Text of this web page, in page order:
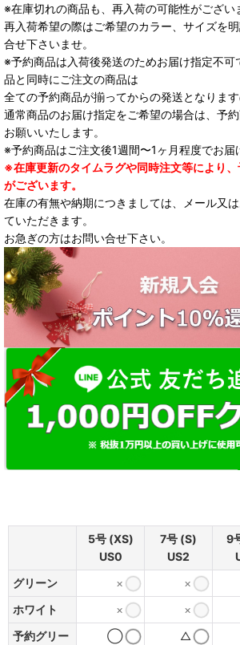
※在庫切れの商品も、再入荷の可能性がござい
再入荷希望の際はご希望のカラー、サイズを
合せ下さいませ。
※予約商品は入荷後発送のためお届け指定不可
品と同時にご注文の商品は
全ての予約商品が揃ってからの発送となります
通常商品のお届け指定をご希望の場合は、予
お願いいたします。
※予約商品はご注文後1週間〜1ヶ月程度でお届
※在庫更新のタイムラグや同時注文等により
がございます。
在庫の有無や納期につきましては、メール又
ていただきます。
お急ぎの方はお問い合せ下さい。
5号 (XS)
US0
7号 (S)
US2
9
グリーン
× ×
ホワイト
× ×
予約グリー
◯ △